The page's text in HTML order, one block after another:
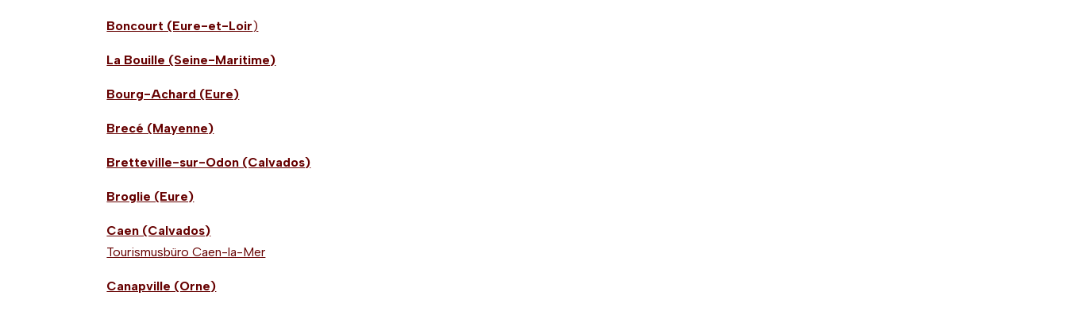
Boncourt (Eure-et-Loir)
La Bouille (Seine-Maritime)
Bourg-Achard (Eure)
Brecé (Mayenne)
Bretteville-sur-Odon (Calvados)
Broglie (Eure)
Caen (Calvados)
Tourismusbüro Caen-la-Mer
Canapville (Orne)